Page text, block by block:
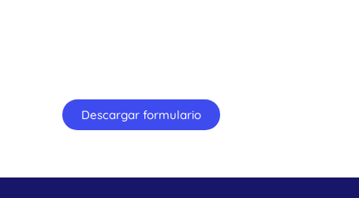
Descargar formulario